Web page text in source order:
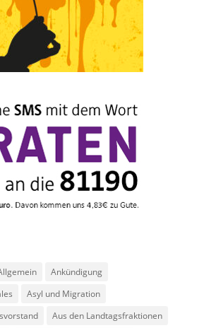
Ankündigung
Asyl und Migration
Aus den Landtagsfraktionen